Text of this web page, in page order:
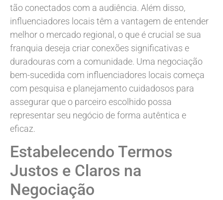
tão conectados com a audiência. Além disso,
influenciadores locais têm a vantagem de entender
melhor o mercado regional, o que é crucial se sua
franquia deseja criar conexões significativas e
duradouras com a comunidade. Uma negociação
bem-sucedida com influenciadores locais começa
com pesquisa e planejamento cuidadosos para
assegurar que o parceiro escolhido possa
representar seu negócio de forma autêntica e
eficaz.
Estabelecendo Termos
Justos e Claros na
Negociação